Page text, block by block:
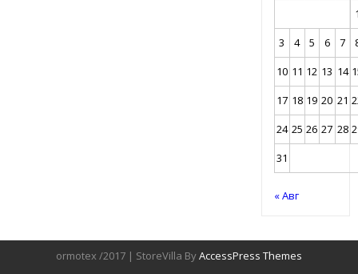
3
4 5 6 7
10 11 12 13 14
17 18 19 20 21
24 25 26 27 28
31
« Авг
ormotex /2017 | StoreVilla ByAccessPress Themes